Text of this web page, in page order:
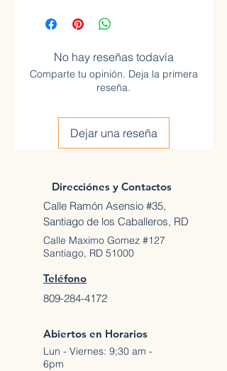
No hay reseñas todavía
Comparte tu opinión. Deja la primera
reseña.
Dejar una reseña
Direcciónes y Contactos
Calle Ramón Asensio #35,
Santiago de los Caballeros, RD
Calle Maximo Gomez #127
Santiago, RD 51000
Teléfono
809-284-4172
Abiertos en Horarios
Lun - Viernes: 9;30 am -
6pm